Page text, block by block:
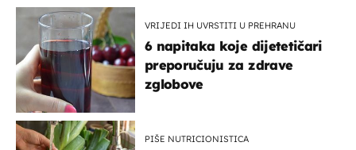
VRIJEDI IH UVRSTITI U PREHRANU
6 napitaka koje dijetetičari
preporučuju za zdrave
zglobove
PIŠE NUTRICIONISTICA